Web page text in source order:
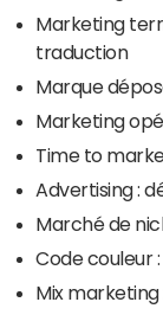
Marketing
traduction
Marque
Marketing
Time to
Advertising :
Marché de
Code couleur
Mix